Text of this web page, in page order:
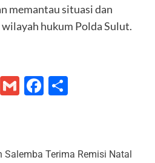
memantau situasi dan
hukum Polda Sulut.
GmailFacebook
Share
Salemba Terima Remisi Natal